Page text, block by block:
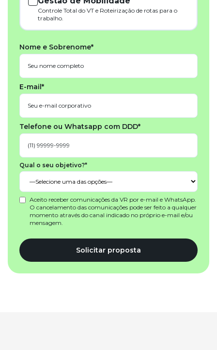
Controle Total do VT e Roteirização de rotas para o
trabalho.
Nome e Sobrenome*
E-mail*
Telefone ou Whatsapp com DDD*
Qual o seu objetivo?*
Aceito receber comunicações da VR por e-mail e WhatsApp.
O cancelamento das comunicações pode ser feito a qualquer
momento através do canal indicado no próprio e-mail e/ou
mensagem.
Solicitar proposta